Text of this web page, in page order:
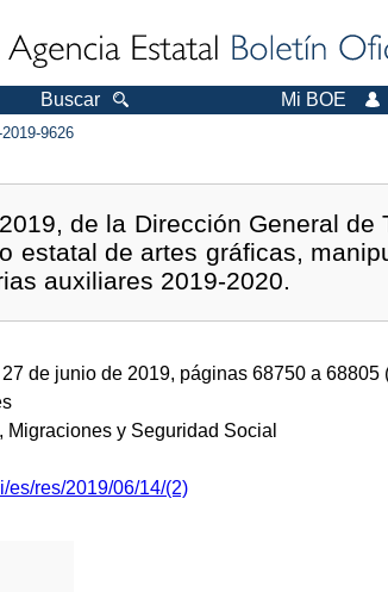
Buscar Mi BOE
9626
de la Dirección General de
estatal de artes gráficas,
auxiliares 2019-2020.
de junio de 2019, páginas 68750 a 68805
Migraciones y Seguridad Social
es/res/2019/06/14/(2)